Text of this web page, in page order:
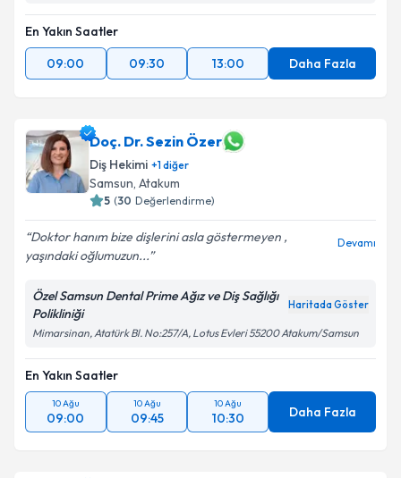
En Yakın Saatler
09:00
09:30 13:00 Daha Fazla
Doç. Dr. Sezin Özer
Diş Hekimi +1diğer
Samsun, Atakum
5 (30 Değerlendirme)
Doktor hanım bize dişlerini asla göstermeyen ,
yaşındaki oğlumuzun...
Devamı
Özel Samsun Dental Prime Ağız ve Diş Sağlığı
Polikliniği
Haritada Göster
Mimarsinan, Atatürk Bl. No:257/A, Lotus Evleri 55200 Atakum/Samsun
En Yakın Saatler
10 Ağu
09:00
10 Ağu
09:45
10 Ağu
10:30 Daha Fazla